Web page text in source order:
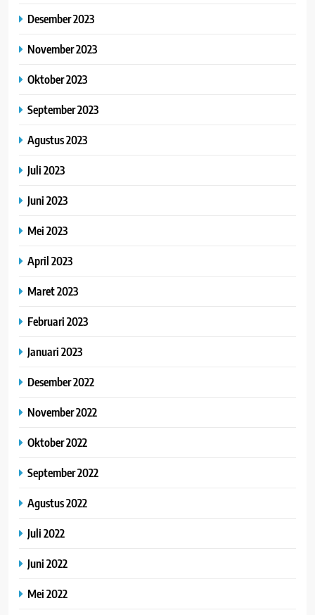
Desember 2023
November 2023
Oktober 2023
September 2023
Agustus 2023
Juli 2023
Juni 2023
Mei 2023
April 2023
Maret 2023
Februari 2023
Januari 2023
Desember 2022
November 2022
Oktober 2022
September 2022
Agustus 2022
Juli 2022
Juni 2022
Mei 2022